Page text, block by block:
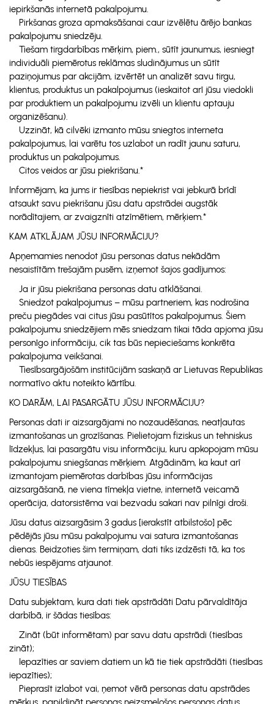
iepirkšanās internetā pakalpojumu.
Pirkšanas groza apmaksāšanai caur izvēlētu ārējo bankas
pakalpojumu sniedzēju.
Tiešam tirgdarbības mērķim, piem., sūtīt jaunumus, iesniegt
individuāli piemērotus reklāmas sludinājumus un sūtīt
paziņojumus par akcijām, izvērtēt un analizēt savu tirgu,
klientus, produktus un pakalpojumus (ieskaitot arī jūsu viedokli
par produktiem un pakalpojumu izvēli un klientu aptauju
organizēšanu).
Uzzināt, kā cilvēki izmanto mūsu sniegtos interneta
pakalpojumus, lai varētu tos uzlabot un radīt jaunu saturu,
produktus un pakalpojumus.
Citos veidos ar jūsu piekrišanu.*
Informējam, ka jums ir tiesības nepiekrist vai jebkurā brīdī
atsaukt savu piekrišanu jūsu datu apstrādei augstāk
norādītajiem, ar zvaigznīti atzīmētiem, mērķiem.*
KAM ATKLĀJAM JŪSU INFORMĀCIJU?
Apņemamies nenodot jūsu personas datus nekādām
nesaistītām trešajām pusēm, izņemot šajos gadījumos:
Ja ir jūsu piekrišana personas datu atklāšanai.
Sniedzot pakalpojumus – mūsu partneriem, kas nodrošina
preču piegādes vai citus jūsu pasūtītos pakalpojumus. Šiem
pakalpojumu sniedzējiem mēs sniedzam tikai tāda apjoma jūsu
personīgo informāciju, cik tas būs nepieciešams konkrēta
pakalpojuma veikšanai.
Tiesībsargājošām institūcijām saskaņā ar Lietuvas Republikas
normatīvo aktu noteikto kārtību.
KO DARĀM, LAI PASARGĀTU JŪSU INFORMĀCIJU?
Personas dati ir aizsargājami no nozaudēšanas, neatļautas
izmantošanas un grozīšanas. Pielietojam fiziskus un tehniskus
līdzekļus, lai pasargātu visu informāciju, kuru apkopojam mūsu
pakalpojumu sniegšanas mērķiem. Atgādinām, ka kaut arī
izmantojam piemērotas darbības jūsu informācijas
aizsargāšanā, ne viena tīmekļa vietne, internetā veicamā
operācija, datorsistēma vai bezvadu sakari nav pilnīgi droši.
Jūsu datus aizsargāsim 3 gadus [ierakstīt atbilstošo] pēc
pēdējās jūsu mūsu pakalpojumu vai satura izmantošanas
dienas. Beidzoties šim termiņam, dati tiks izdzēsti tā, ka tos
nebūs iespējams atjaunot.
JŪSU TIESĪBAS
Datu subjektam, kura dati tiek apstrādāti Datu pārvaldītāja
darbībā, ir šādas tiesības:
Zināt (būt informētam) par savu datu apstrādi (tiesības
zināt);
Iepazīties ar saviem datiem un kā tie tiek apstrādāti (tiesības
iepazīties);
Pieprasīt izlabot vai, ņemot vērā personas datu apstrādes